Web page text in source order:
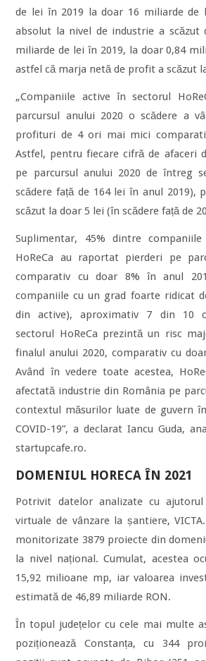
de lei în 2019 la doar 16 miliarde de
absolut la nivel de industrie a scăzut
miliarde de lei în 2019, la doar 0,84
astfel că marja netă de profit a scăzut
„Companiile active în sectorul
parcursul anului 2020 o scădere a
profituri de 4 ori mai mici
Astfel, pentru fiecare cifră de afaceri
pe parcursul anului 2020 de întreg
scădere față de 164 lei în anul 2019),
scăzut la doar 5 lei (în scădere față de
Suplimentar, 45% dintre
HoReCa au raportat pierderi pe
comparativ cu doar 8% în anul
companiile cu un grad foarte ridicat
din active), aproximativ 7 din 10
sectorul HoReCa prezintă un risc
finalul anului 2020, comparativ cu
Având în vedere toate acestea,
afectată industrie din România pe
contextul măsurilor luate de guvern
COVID-19”, a declarat Iancu Guda,
startupcafe.ro.
DOMENIUL HORECA ÎN 2021
Potrivit datelor analizate cu
virtuale de vânzare la șantiere,
monitorizate 3879 proiecte din
la nivel național. Cumulat, acestea
15,92 milioane mp, iar valoarea
estimată de 46,89 miliarde RON.
În topul județelor cu cele mai multe
poziționează Constanța, cu 344